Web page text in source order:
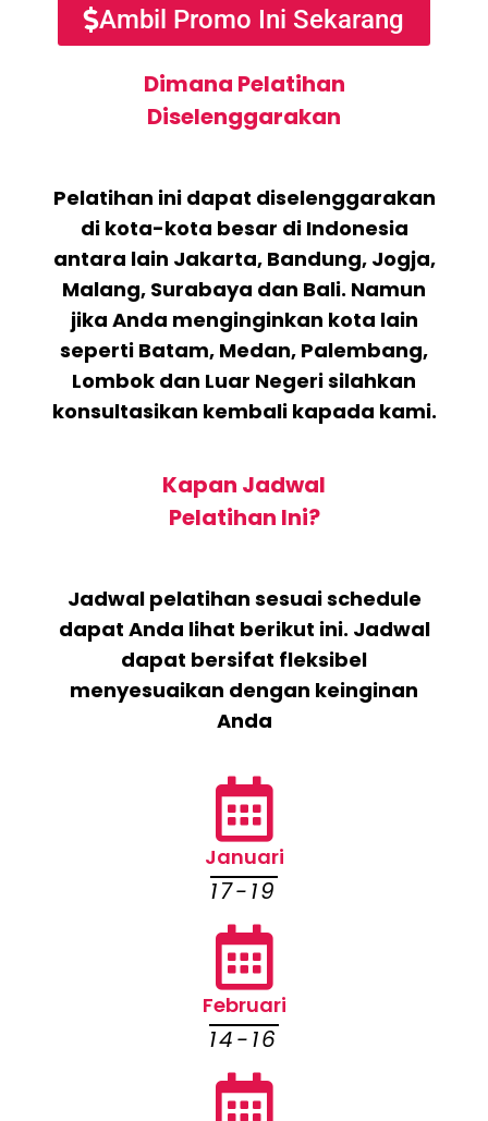
Ambil Promo Ini Sekarang
Dimana Pelatihan
Diselenggarakan
Pelatihan ini dapat diselenggarakan
di kota-kota besar di Indonesia
antara lain Jakarta, Bandung, Jogja,
Malang, Surabaya dan Bali. Namun
jika Anda menginginkan kota lain
seperti Batam, Medan, Palembang,
Lombok dan Luar Negeri silahkan
konsultasikan kembali kapada kami.
Kapan Jadwal
Pelatihan Ini?
Jadwal pelatihan sesuai schedule
dapat Anda lihat berikut ini. Jadwal
dapat bersifat fleksibel
menyesuaikan dengan keinginan
Anda
Januari
17-19
Februari
14-16